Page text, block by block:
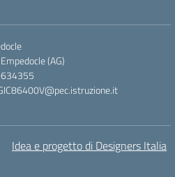
(AG)
Idea e progetto di Designers Italia